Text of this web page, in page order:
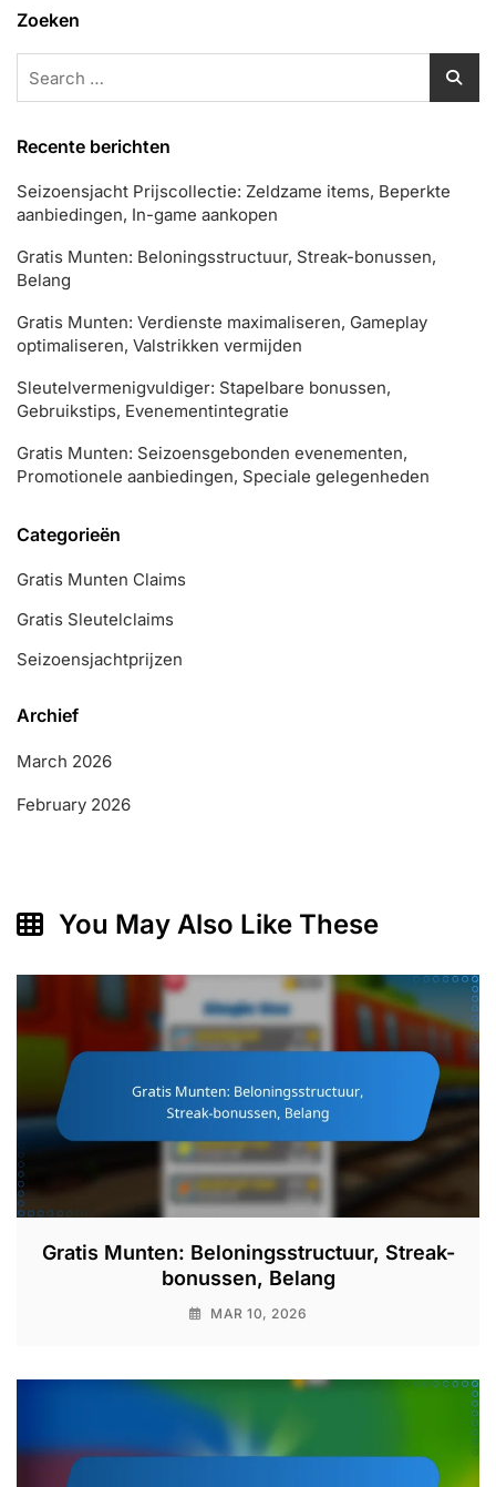
Zoeken
for:
Recente berichten
Seizoensjacht Prijscollectie: Zeldzame items, Beperkte
aanbiedingen, In-game aankopen
Gratis Munten: Beloningsstructuur, Streak-bonussen,
Belang
Gratis Munten: Verdienste maximaliseren, Gameplay
optimaliseren, Valstrikken vermijden
Sleutelvermenigvuldiger: Stapelbare bonussen,
Gebruikstips, Evenementintegratie
Gratis Munten: Seizoensgebonden evenementen,
Promotionele aanbiedingen, Speciale gelegenheden
Categorieën
Gratis Munten Claims
Gratis Sleutelclaims
Seizoensjachtprijzen
Archief
March 2026
February 2026
You May Also Like These
Gratis Munten: Beloningsstructuur, Streak-
bonussen, Belang
MAR 10, 2026